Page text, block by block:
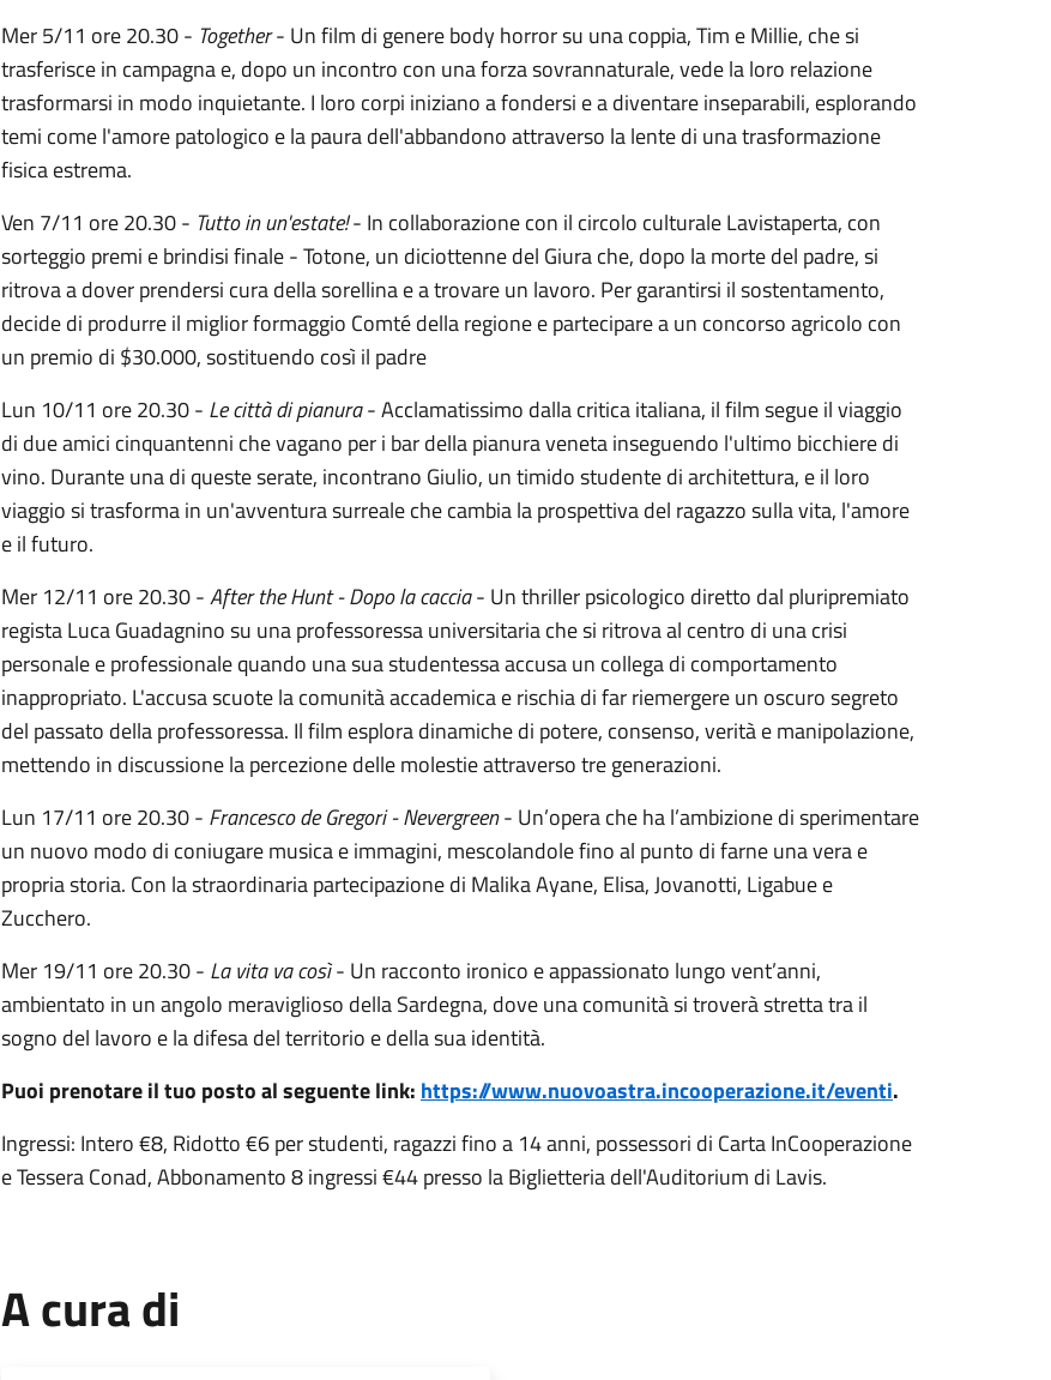
Mer 5/11 ore 20.30 - Together- Un film di genere body horror su una coppia, Tim e Millie, che si
trasferisce in campagna e, dopo un incontro con una forza sovrannaturale, vede la loro relazione
trasformarsi in modo inquietante. I loro corpi iniziano a fondersi e a diventare inseparabili, esplorando
temi come l'amore patologico e la paura dell'abbandono attraverso la lente di una trasformazione
fisica estrema.
Ven 7/11 ore 20.30 - Tutto in un'estate!- In collaborazione con il circolo culturale Lavistaperta, con
sorteggio premi e brindisi finale - Totone, un diciottenne del Giura che, dopo la morte del padre, si
ritrova a dover prendersi cura della sorellina e a trovare un lavoro. Per garantirsi il sostentamento,
decide di produrre il miglior formaggio Comté della regione e partecipare a un concorso agricolo con
un premio di $30.000, sostituendo così il padre
Lun 10/11 ore 20.30 - Le città di pianura- Acclamatissimo dalla critica italiana, il film segue il viaggio
di due amici cinquantenni che vagano per i bar della pianura veneta inseguendo l'ultimo bicchiere di
vino. Durante una di queste serate, incontrano Giulio, un timido studente di architettura, e il loro
viaggio si trasforma in un'avventura surreale che cambia la prospettiva del ragazzo sulla vita, l'amore
e il futuro.
Mer 12/11 ore 20.30 -After the Hunt - Dopo la caccia- Un thriller psicologico diretto dal pluripremiato
regista Luca Guadagnino su una professoressa universitaria che si ritrova al centro di una crisi
personale e professionale quando una sua studentessa accusa un collega di comportamento
inappropriato. L'accusa scuote la comunità accademica e rischia di far riemergere un oscuro segreto
del passato della professoressa. Il film esplora dinamiche di potere, consenso, verità e manipolazione,
mettendo in discussione la percezione delle molestie attraverso tre generazioni.
Lun 17/11 ore 20.30 - Francesco de Gregori - Nevergreen- Un’opera che ha l’ambizione di sperimentare
un nuovo modo di coniugare musica e immagini, mescolandole fino al punto di farne una vera e
propria storia. Con la straordinaria partecipazione di Malika Ayane, Elisa, Jovanotti, Ligabue e
Zucchero.
Mer 19/11 ore 20.30 - La vita va così- Un racconto ironico e appassionato lungo vent’anni,
ambientato in un angolo meraviglioso della Sardegna, dove una comunità si troverà stretta tra il
sogno del lavoro e la difesa del territorio e della sua identità.
Puoi prenotare il tuo posto al seguente link: https://www.nuovoastra.incooperazione.it/eventi.
Ingressi: Intero €8, Ridotto €6 per studenti, ragazzi fino a 14 anni, possessori di Carta InCooperazione
e Tessera Conad, Abbonamento 8 ingressi €44 presso la Biglietteria dell'Auditorium di Lavis.
A cura di